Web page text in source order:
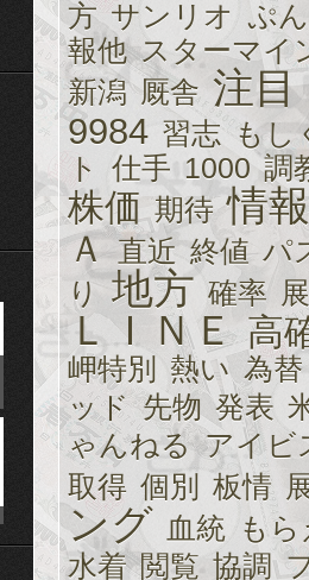
ン
グ］-
株
FX
競
馬
パ
チ
ス
ロ
オ
ン
ラ
方 サンリオ ぷん
報他 スターマイ
新潟 厩舎 注目
9984 習志 もし
ト
仕手 1000 調
株価 期待 情報
Ａ 直近 終値 パ
り
地方 確率
ＬＩＮＥ 高
岬特別 熱い 為替
ッド 先物 発表
ゃんねる アイビ
取得 個別 板情
ング 血統 も
水着 閲覧 協調